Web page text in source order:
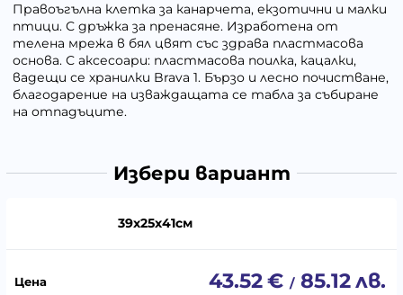
Правоъгълна клетка за канарчета, екзотични и малки
птици. С дръжка за пренасяне. Изработена от
телена мрежа в бял цвят със здрава пластмасова
основа. С аксесоари: пластмасова поилка, кацалки,
вадещи се хранилки Brava 1. Бързо и лесно почистване,
благодарение на изваждащата се табла за събиране
на отпадъците.
Избери вариант
39х25х41см
43.52€ / 85.12лв.